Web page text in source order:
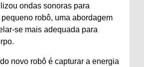
ondas sonoras para
robô, uma abordagem
se mais adequada para
novo robô é capturar a energia